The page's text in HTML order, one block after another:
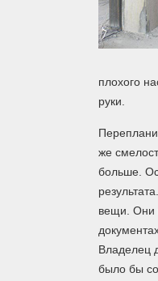
плохого
руки.
же
больше.
вещи. Они
Владелец
было бы